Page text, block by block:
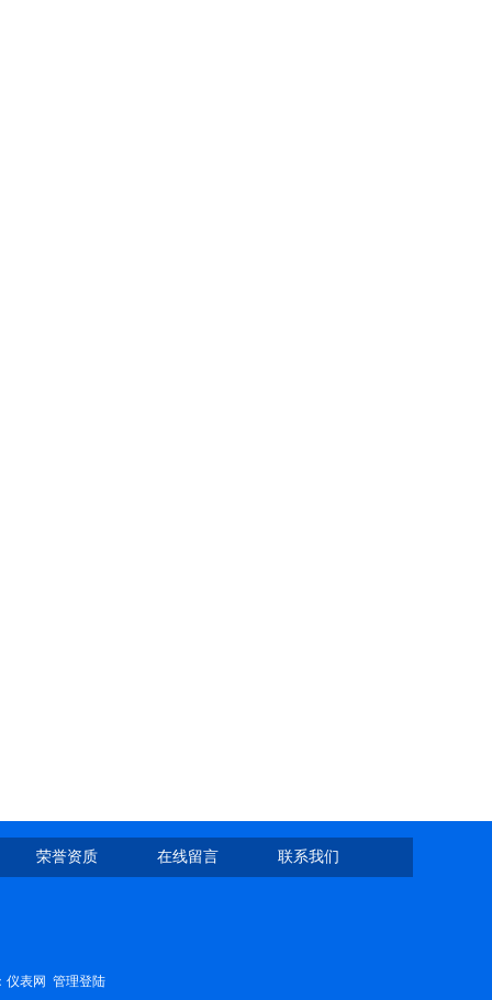
荣誉资质 在线留言 联系我们
仪表网 管理登陆